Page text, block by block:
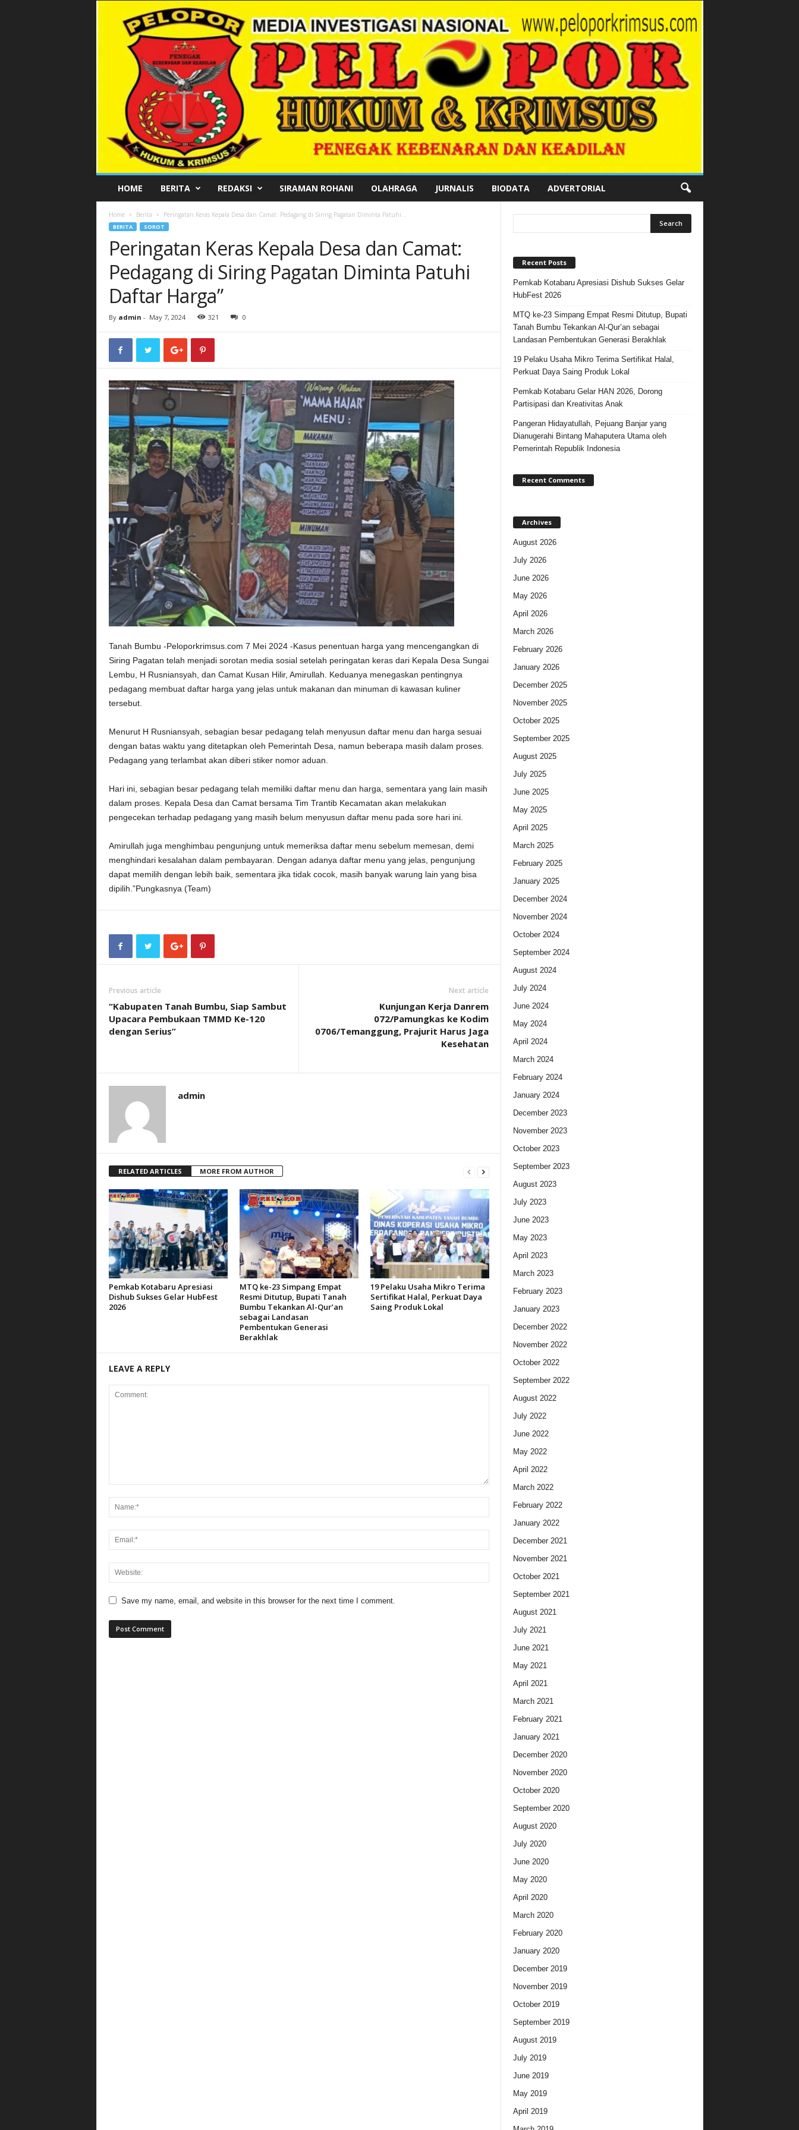
L
HOME BERITA REDAKSI SIRAMAN ROHANI OLAHRAGA JURNALIS BIODATA ADVERTORIAL
Home Berita Peringatan Keras Kepala Desa dan Camat: Pedagang di Siring Pagatan Diminta Patuhi...
BERITA SOROT
Peringatan Keras Kepala Desa dan Camat:
Pedagang di Siring Pagatan Diminta Patuhi
Daftar Harga”
By admin - May 7, 2024 321 0
Tanah Bumbu -Peloporkrimsus.com 7 Mei 2024 -Kasus penentuan harga yang mencengangkan di
Siring Pagatan telah menjadi sorotan media sosial setelah peringatan keras dari Kepala Desa Sungai
Lembu, H Rusniansyah, dan Camat Kusan Hilir, Amirullah. Keduanya menegaskan pentingnya
pedagang membuat daftar harga yang jelas untuk makanan dan minuman di kawasan kuliner
tersebut.
Menurut H Rusniansyah, sebagian besar pedagang telah menyusun daftar menu dan harga sesuai
dengan batas waktu yang ditetapkan oleh Pemerintah Desa, namun beberapa masih dalam proses.
Pedagang yang terlambat akan diberi stiker nomor aduan.
Hari ini, sebagian besar pedagang telah memiliki daftar menu dan harga, sementara yang lain masih
dalam proses. Kepala Desa dan Camat bersama Tim Trantib Kecamatan akan melakukan
pengecekan terhadap pedagang yang masih belum menyusun daftar menu pada sore hari ini.
Amirullah juga menghimbau pengunjung untuk memeriksa daftar menu sebelum memesan, demi
menghindari kesalahan dalam pembayaran. Dengan adanya daftar menu yang jelas, pengunjung
dapat memilih dengan lebih baik, sementara jika tidak cocok, masih banyak warung lain yang bisa
dipilih.”Pungkasnya (Team)
Previous article
“Kabupaten Tanah Bumbu, Siap Sambut
Upacara Pembukaan TMMD Ke-120
dengan Serius”
Next article
Kunjungan Kerja Danrem
072/Pamungkas ke Kodim
0706/Temanggung, Prajurit Harus Jaga
Kesehatan
admin
RELATED ARTICLES MORE FROM AUTHOR
Pemkab Kotabaru Apresiasi
Dishub Sukses Gelar HubFest
2026
MTQ ke-23 Simpang Empat
Resmi Ditutup, Bupati Tanah
Bumbu Tekankan Al-Qur’an
sebagai Landasan
Pembentukan Generasi
Berakhlak
19 Pelaku Usaha Mikro Terima
Sertifikat Halal, Perkuat Daya
Saing Produk Lokal
LEAVE A REPLY
Save my name, email, and website in this browser for the next time I comment.
Recent Posts
Pemkab Kotabaru Apresiasi Dishub Sukses Gelar
HubFest 2026
MTQ ke-23 Simpang Empat Resmi Ditutup, Bupati
Tanah Bumbu Tekankan Al-Qur’an sebagai
Landasan Pembentukan Generasi Berakhlak
19 Pelaku Usaha Mikro Terima Sertifikat Halal,
Perkuat Daya Saing Produk Lokal
Pemkab Kotabaru Gelar HAN 2026, Dorong
Partisipasi dan Kreativitas Anak
Pangeran Hidayatullah, Pejuang Banjar yang
Dianugerahi Bintang Mahaputera Utama oleh
Pemerintah Republik Indonesia
Recent Comments
Archives
August 2026
July 2026
June 2026
May 2026
April 2026
March 2026
February 2026
January 2026
December 2025
November 2025
October 2025
September 2025
August 2025
July 2025
June 2025
May 2025
April 2025
March 2025
February 2025
January 2025
December 2024
November 2024
October 2024
September 2024
August 2024
July 2024
June 2024
May 2024
April 2024
March 2024
February 2024
January 2024
December 2023
November 2023
October 2023
September 2023
August 2023
July 2023
June 2023
May 2023
April 2023
March 2023
February 2023
January 2023
December 2022
November 2022
October 2022
September 2022
August 2022
July 2022
June 2022
May 2022
April 2022
March 2022
February 2022
January 2022
December 2021
November 2021
October 2021
September 2021
August 2021
July 2021
June 2021
May 2021
April 2021
March 2021
February 2021
January 2021
December 2020
November 2020
October 2020
September 2020
August 2020
July 2020
June 2020
May 2020
April 2020
March 2020
February 2020
January 2020
December 2019
November 2019
October 2019
September 2019
August 2019
July 2019
June 2019
May 2019
April 2019